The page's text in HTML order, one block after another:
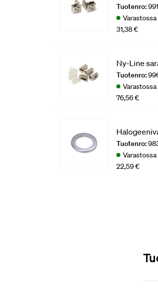
Tuotenro:
Varastossa
31,38 €
Ny-Line
Tuotenro:
Varastossa
76,56 €
Tuotenro:
Varastossa
22,59 €